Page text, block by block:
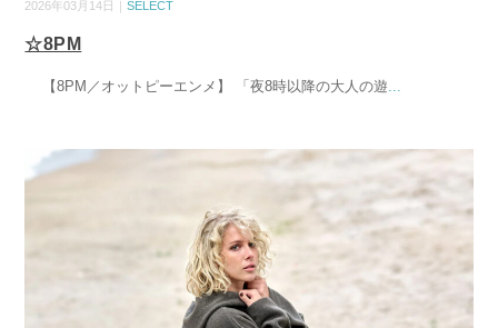
2026年03月14日｜SELECT
☆8PM
【8PM／オットピーエンメ】 「夜8時以降の大人の遊